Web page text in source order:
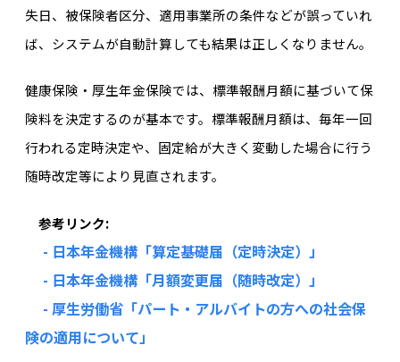
失日、被保険者区分、適用事業所の条件などが誤っていれ
ば、システムが自動計算しても結果は正しくなりません。
健康保険・厚生年金保険では、標準報酬月額に基づいて保
険料を決定するのが基本です。 標準報酬月額は、毎年一回
行われる定時決定や、固定給が大きく変動した場合に行う
随時改定等により 見直されます。
参考リンク:
- 日本年金機構「算定基礎届（定時決定）」
- 日本年金機構「月額変更届（随時改定）」
- 厚生労働省「パート・アルバイトの方への社会保
険の適用について」